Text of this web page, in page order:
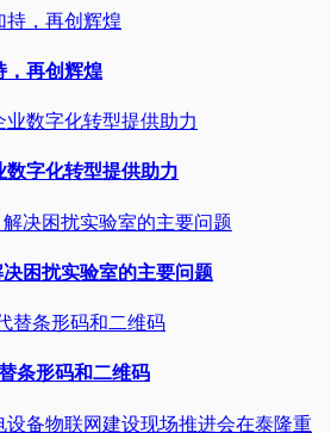
，再创辉煌
数字化转型提供助力
困扰实验室的主要问题
条形码和二维码